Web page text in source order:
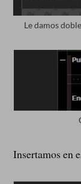
Le damos
Insertamos en